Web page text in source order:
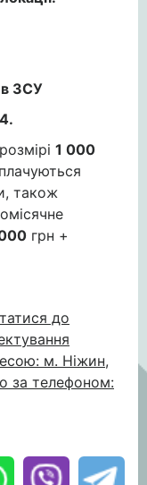
в ЗСУ
1 000
також
грн +
до
м. Ніжин,
за телефоном: